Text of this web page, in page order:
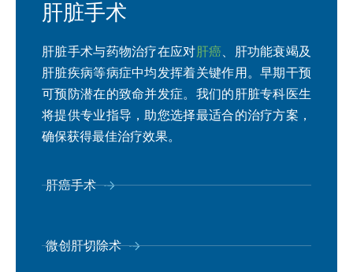
肝脏手术
肝脏手术与药物治疗在应对肝癌、肝功能衰竭及
肝脏疾病等病症中均发挥着关键作用。早期干预
可预防潜在的致命并发症。我们的肝脏专科医生
将提供专业指导，助您选择最适合的治疗方案，
确保获得最佳治疗效果。
肝癌手术
微创肝切除术